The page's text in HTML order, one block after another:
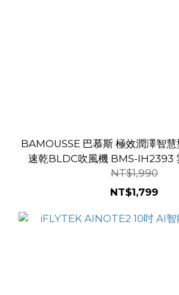
BAMOUSSE 巴慕斯 極效潤澤智
速乾BLDC吹風機 BMS-IH2393
NT$1,990
NT$1,799